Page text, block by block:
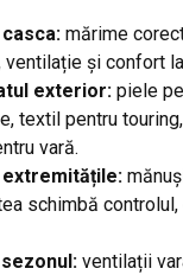
casca: mărime
și confort
exterior: piele
textil pentru
vară.
extremitățile:
schimbă
ventilații